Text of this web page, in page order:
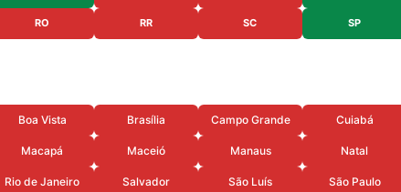
RO RR SC SP
Boa Vista Brasília Campo Grande Cuiabá
Macapá Maceió Manaus Natal
Rio de Janeiro Salvador São Luís São Paulo